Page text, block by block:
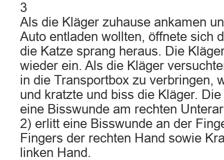
3
Als die Kläger zuhause ankamen
Auto entladen wollten, öffnete sich
die Katze sprang heraus. Die
wieder ein. Als die Kläger
in die Transportbox zu verbringen,
und kratzte und biss die Kläger.
eine Bisswunde am rechten
2) erlitt eine Bisswunde an der
Fingers der rechten Hand sowie
linken Hand.